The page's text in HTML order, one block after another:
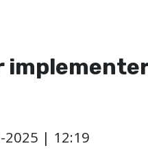
2025 | 12:19